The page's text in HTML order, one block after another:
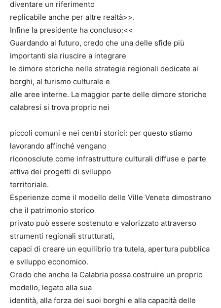
diventare un riferimento
replicabile anche per altre realtà>>.
Infine la presidente ha concluso:<<
Guardando al futuro, credo che una delle sfide più
importanti sia riuscire a integrare
le dimore storiche nelle strategie regionali dedicate ai
borghi, al turismo culturale e
alle aree interne. La maggior parte delle dimore storiche
calabresi si trova proprio nei
piccoli comuni e nei centri storici: per questo stiamo
lavorando affinché vengano
riconosciute come infrastrutture culturali diffuse e parte
attiva dei progetti di sviluppo
territoriale.
Esperienze come il modello delle Ville Venete dimostrano
che il patrimonio storico
privato può essere sostenuto e valorizzato attraverso
strumenti regionali strutturati,
capaci di creare un equilibrio tra tutela, apertura pubblica
e sviluppo economico.
Credo che anche la Calabria possa costruire un proprio
modello, legato alla sua
identità, alla forza dei suoi borghi e alla capacità delle